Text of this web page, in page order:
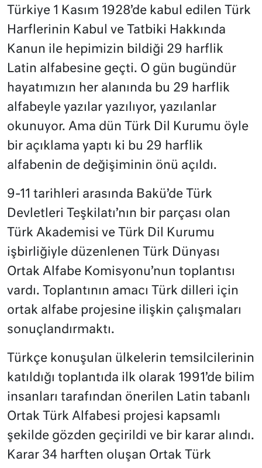
Türkiye 1 Kasım 1928’de kabul edilen Türk
Harflerinin Kabul ve Tatbiki Hakkında
Kanun ile hepimizin bildiği 29 harflik
Latin alfabesine geçti. O gün bugündür
hayatımızın her alanında bu 29 harflik
alfabeyle yazılar yazılıyor, yazılanlar
okunuyor. Ama dün Türk Dil Kurumu öyle
bir açıklama yaptı ki bu 29 harflik
alfabenin de değişiminin önü açıldı.
9-11 tarihleri arasında Bakü’de Türk
Devletleri Teşkilatı’nın bir parçası olan
Türk Akademisi ve Türk Dil Kurumu
işbirliğiyle düzenlenen Türk Dünyası
Ortak Alfabe Komisyonu’nun toplantısı
vardı. Toplantının amacı Türk dilleri için
ortak alfabe projesine ilişkin çalışmaları
sonuçlandırmaktı.
Türkçe konuşulan ülkelerin temsilcilerinin
katıldığı toplantıda ilk olarak 1991’de bilim
insanları tarafından önerilen Latin tabanlı
Ortak Türk Alfabesi projesi kapsamlı
şekilde gözden geçirildi ve bir karar alındı.
Karar 34 harften oluşan Ortak Türk